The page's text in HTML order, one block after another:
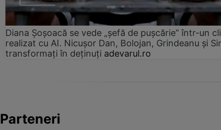
Diana Șoșoacă se vede „șefă de pușcărie” într-un
realizat cu AI. Nicușor Dan, Bolojan, Grindeanu și
transformați în deținuți adevarul.ro
Parteneri